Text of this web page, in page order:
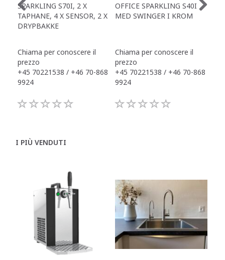
SPARKLING S70I, 2 X
TAPHANE, 4 X SENSOR, 2 X
DRYPBAKKE
Chiama per conoscere il
prezzo
+45 70221538 / +46 70-868
9924
OFFICE SPARKLING S40I
MED SWINGER I KROM
Chiama per conoscere il
prezzo
+45 70221538 / +46 70-868
9924
I PIÙ VENDUTI